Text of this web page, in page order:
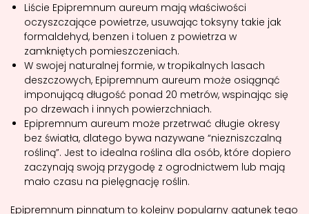
Liście Epipremnum aureum mają właściwości
oczyszczające powietrze, usuwając toksyny takie jak
formaldehyd, benzen i toluen z powietrza w
zamkniętych pomieszczeniach.
W swojej naturalnej formie, w tropikalnych lasach
deszczowych, Epipremnum aureum może osiągnąć
imponującą długość ponad 20 metrów, wspinając się
po drzewach i innych powierzchniach.
Epipremnum aureum może przetrwać długie okresy
bez światła, dlatego bywa nazywane “niezniszczalną
rośliną”. Jest to idealna roślina dla osób, które dopiero
zaczynają swoją przygodę z ogrodnictwem lub mają
mało czasu na pielęgnację roślin.
Epipremnum pinnatum to kolejny popularny gatunek tego